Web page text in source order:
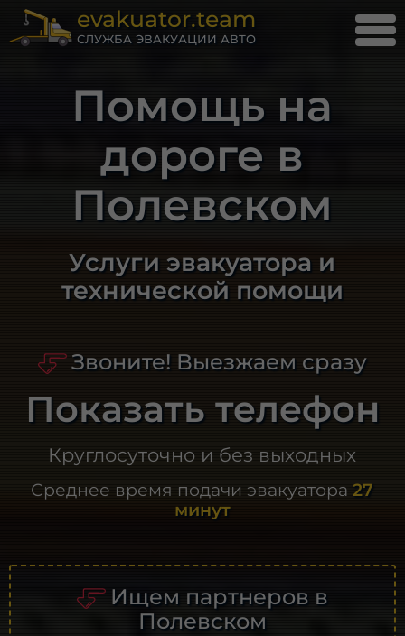
evakuator.team
СЛУЖБА ЭВАКУАЦИИ АВТО
Помощь на
дороге в
Полевском
Услуги эвакуатора и
технической помощи
Звоните! Выезжаем сразу
Показать телефон
Круглосуточно и без выходных
Среднее время подачи эвакуатора27
минут
Ищем партнеров в
Полевском